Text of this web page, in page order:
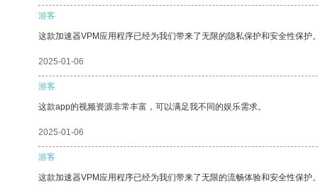
游客
这款加速器VPM应用程序已经为我们带来了无限的隐私保护和安全性保护
2025-01-06
游客
这款app的视频资源非常丰富，可以满足我不同的娱乐需求。
2025-01-06
游客
这款加速器VPM应用程序已经为我们带来了无限的流畅体验和安全性保护